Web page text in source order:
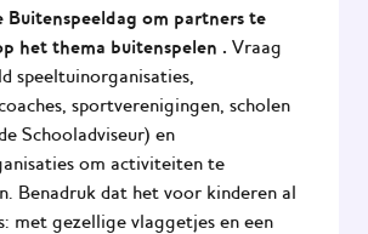
Buitenspeeldag om partners te
het thema buitenspelen . Vraag
speeltuinorganisaties,
sportverenigingen, scholen
Schooladviseur) en
om activiteiten te
Benadruk dat het voor kinderen al
met gezellige vlaggetjes en een